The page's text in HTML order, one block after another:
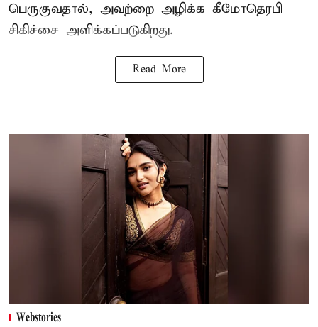
பெருகுவதால், அவற்றை அழிக்க கீமோதெரபி
சிகிச்சை அளிக்கப்படுகிறது.
Read More
Webstories